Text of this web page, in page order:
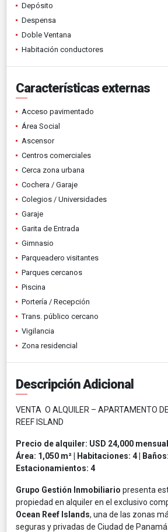
Depósito
Despensa
Doble Ventana
Habitación conductores
Características externas
Acceso pavimentado
Área Social
Ascensor
Centros comerciales
Cerca zona urbana
Cochera / Garaje
Colegios / Universidades
Garaje
Garita de Entrada
Gimnasio
Parqueadero visitantes
Parques cercanos
Piscina
Portería / Recepción
Trans. público cercano
Vigilancia
Zona residencial
Descripción Adicional
VENTA O ALQUILER – APARTAMENTO
REEF ISLAND
Precio de alquiler: USD 24,000 mensual
Área: 1,050 m² | Habitaciones: 4 | Baños:
Estacionamientos: 4
Grupo Gestión Inmobiliario presenta
propiedad en alquiler en el exclusivo
Ocean Reef Islands, una de las zonas
seguras y privadas de Ciudad de Panamá.